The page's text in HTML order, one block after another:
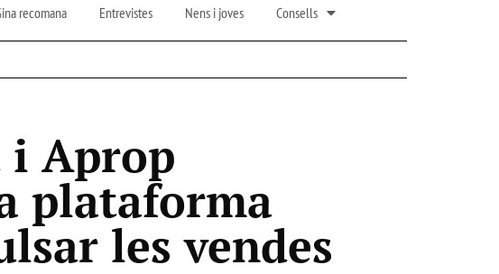
recomana Entrevistes Nens i joves Consells
i Aprop
plataforma
les vendes